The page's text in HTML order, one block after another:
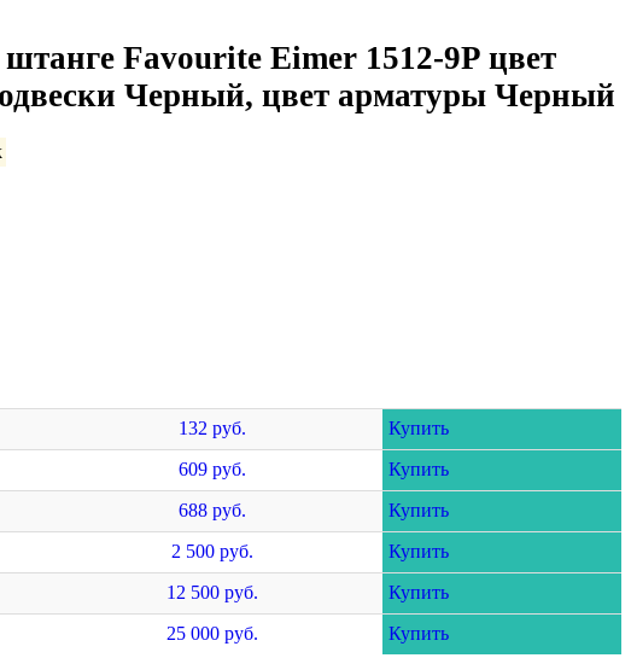
Favourite Eimer 1512-9P цвет
Черный, цвет арматуры Черный
132 руб.
Купить
609 руб.
Купить
688 руб.
Купить
2 500 руб.
Купить
12 500 руб.
Купить
25 000 руб. Купить